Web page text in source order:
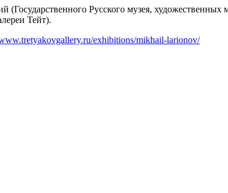
(Государственного Русского музея,
Тейт).
exhibitions/mikhail-larionov/